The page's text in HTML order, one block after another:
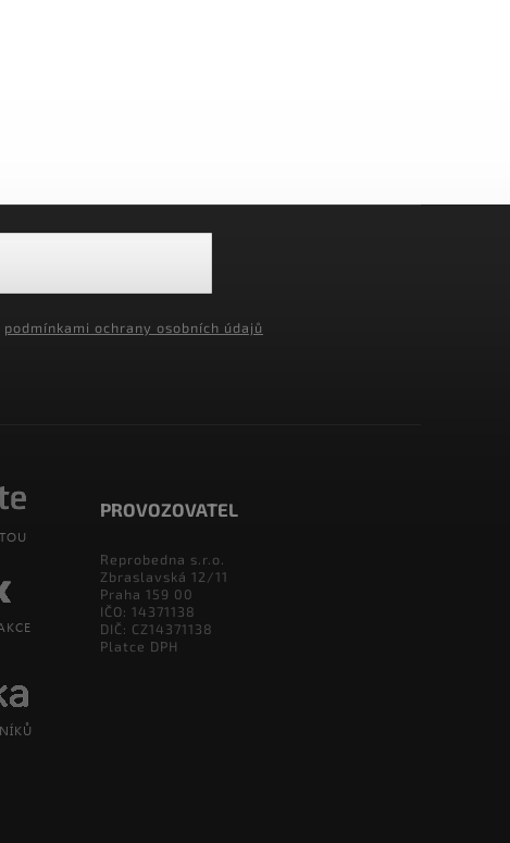
podmínkami ochrany osobních údajů
PROVOZOVATEL
Reprobedna s.r.o.
Zbraslavská 12/11
Praha 159 00
IČO: 14371138
DIČ: CZ14371138
Platce DPH